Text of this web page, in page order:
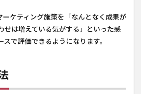
ーケティング施策を「なんとなく成果が
せは増えている気がする」といった感
で評価できるようになります。